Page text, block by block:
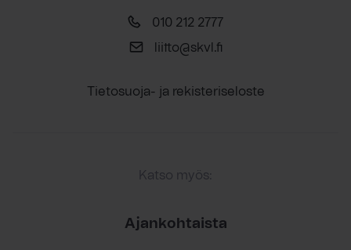
010 212 2777
liitto@skvl.fi
Tietosuoja- ja rekisteriseloste
Katso myös:
Ajankohtaista